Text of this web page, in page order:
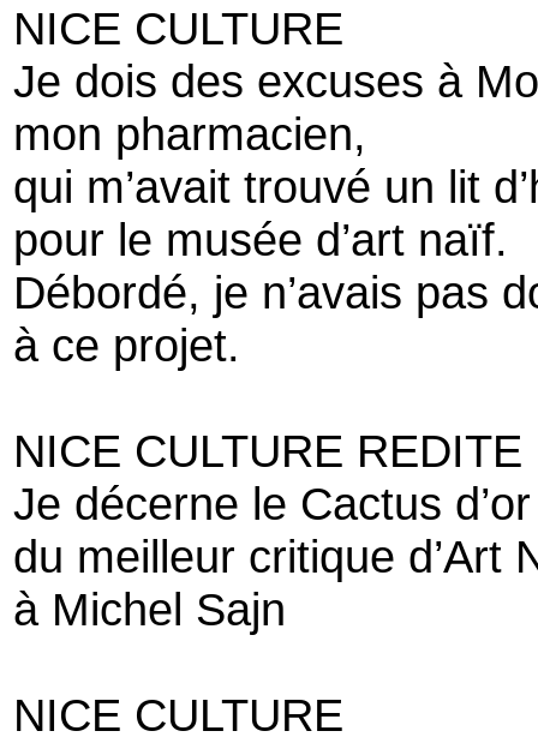
NICE CULTURE
Je dois des excuses à
mon pharmacien,
qui m’avait trouvé un lit
pour le musée d’art naïf.
Débordé, je n’avais pas
à ce projet.
NICE CULTURE REDITE
Je décerne le Cactus d’or
du meilleur critique d’Art
à Michel Sajn
NICE CULTURE